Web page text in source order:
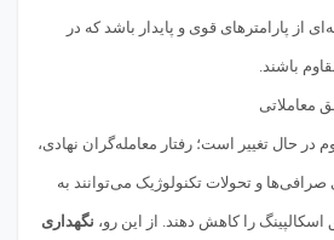
از پارامترهای قوی و پایدار باشد که در
باشند.
معاملاتی
در حال تغییر است؛ رفتار معامله‌گران نهادی،
صرافی‌ها و تحولات تکنولوژیک می‌توانند به
را کاهش دهند. از این رو، نگهداری